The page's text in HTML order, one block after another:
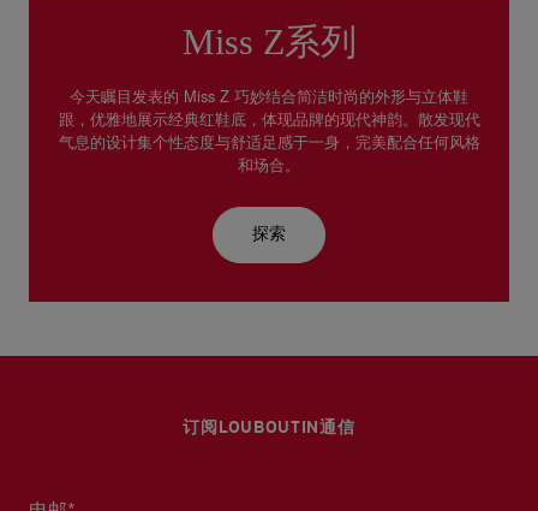
Miss Z系列
今天瞩目发表的 Miss Z 巧妙结合简洁时尚的外形与立体鞋
跟，优雅地展示经典红鞋底，体现品牌的现代神韵。散发现代
气息的设计集个性态度与舒适足感于一身，完美配合任何风格
和场合。
探索
订阅LOUBOUTIN通信